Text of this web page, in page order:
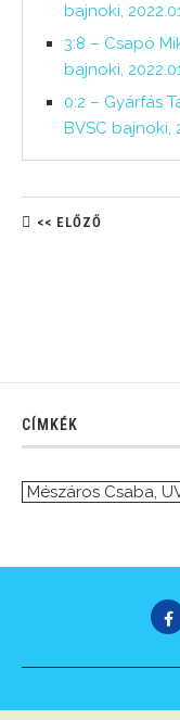
bajnoki,
3:8 – Csapó
bajnoki,
0:2 – Gyárfás
BVSC bajnoki,
<< ELŐZŐ
CÍMKÉK
Mészáros Csaba,